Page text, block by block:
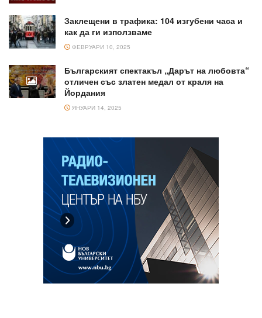
Заклещени в трафика: 104 изгубени часа и
как да ги използваме
ФЕВРУАРИ 10, 2025
Българският спектакъл „Дарът на любовта“
отличен със златен медал от краля на
Йордания
ЯНУАРИ 14, 2025